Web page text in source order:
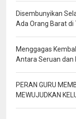
Disembunyikan
Ada Orang Barat di
Menggagas
Antara Seruan dan
PERAN GURU
MEWUJUDKAN